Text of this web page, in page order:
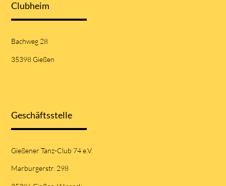
Clubheim
Bachweg 28
35398 Gießen
Geschäftsstelle
Gießener Tanz-Club 74 e.V.
Marburgerstr. 298